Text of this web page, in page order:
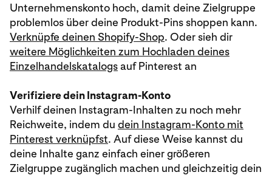
Unternehmenskonto hoch, damit deine Zielgruppe
problemlos über deine Produkt-Pins shoppen kann.
Verknüpfe deinen Shopify-Shop. Oder sieh dir
weitere Möglichkeiten zum Hochladen deines
Einzelhandelskatalogsauf Pinterest an
Verifiziere dein Instagram-Konto
Verhilf deinen Instagram-Inhalten zu noch mehr
Reichweite, indem du dein Instagram-Konto mit
Pinterest verknüpfst. Auf diese Weise kannst du
deine Inhalte ganz einfach einer größeren
Zielgruppe zugänglich machen und gleichzeitig dein